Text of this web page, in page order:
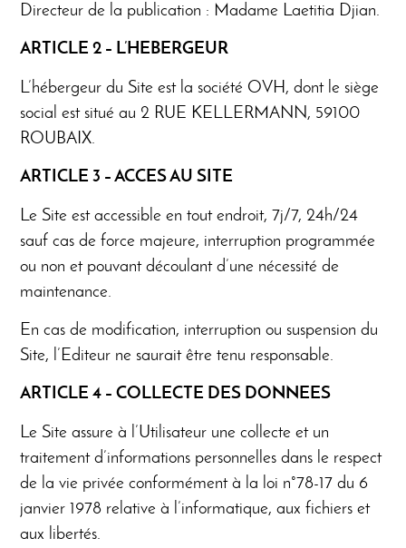
Directeur de la publication : Madame Laetitia Djian.
ARTICLE 2 – L’HEBERGEUR
L’hébergeur du Site est la société OVH, dont le siège
social est situé au 2 RUE KELLERMANN, 59100
ROUBAIX.
ARTICLE 3 – ACCES AU SITE
Le Site est accessible en tout endroit, 7j/7, 24h/24
sauf cas de force majeure, interruption programmée
ou non et pouvant découlant d’une nécessité de
maintenance.
En cas de modification, interruption ou suspension du
Site, l’Editeur ne saurait être tenu responsable.
ARTICLE 4 – COLLECTE DES DONNEES
Le Site assure à l’Utilisateur une collecte et un
traitement d’informations personnelles dans le respect
de la vie privée conformément à la loi n°78-17 du 6
janvier 1978 relative à l’informatique, aux fichiers et
aux libertés.